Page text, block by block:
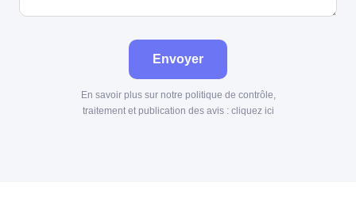
Envoyer
En savoir plus sur notre politique de contrôle,
traitement et publication des avis : cliquez ici